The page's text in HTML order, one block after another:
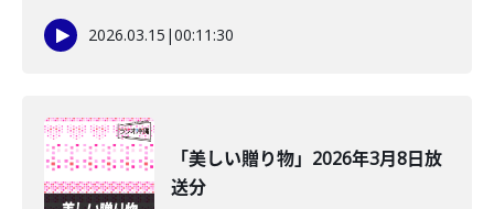
2026.03.15 |00:11:30
「美しい贈り物」2026年3月8日放
送分